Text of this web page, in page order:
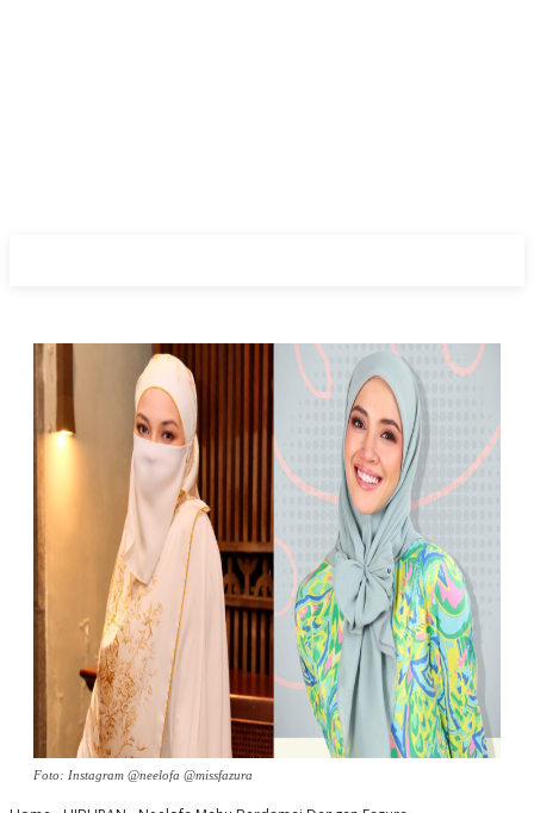
Foto: Instagram @neelofa @missfazura